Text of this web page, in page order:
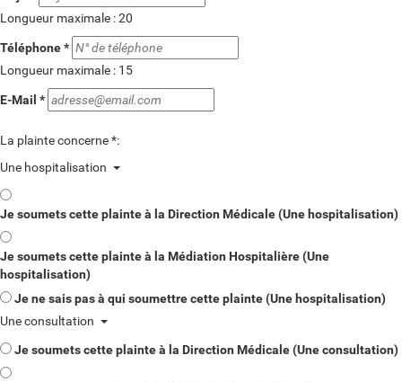
obligatoire)
Longueur maximale : 20
Téléphone*(champ
obligatoire)
Longueur maximale : 15
E-Mail *(champ
La plainte concerne*(champ
:
Une hospitalisation
Je soumets cette plainte à la Direction Médicale (Une hospitalisation)
Je soumets cette plainte à la Médiation Hospitalière (Une
hospitalisation)
Je ne sais pas à qui soumettre cette plainte (Une hospitalisation)
Une consultation
Je soumets cette plainte à la Direction Médicale (Une consultation)